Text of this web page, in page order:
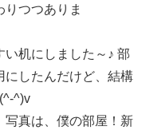
つつありま
机にしました～♪ 部
にしたんだけど、結構
^)v
写真は、僕の部屋！新